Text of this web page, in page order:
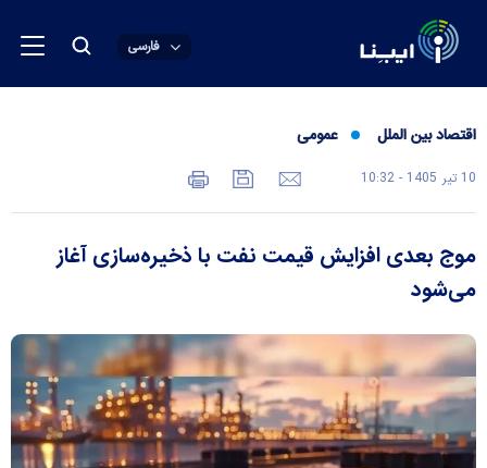
فارسی
اقتصاد بین الملل عمومی
10 تير 1405 - 10:32
موج بعدی افزایش قیمت نفت با ذخیره‌سازی آغاز
می‌شود